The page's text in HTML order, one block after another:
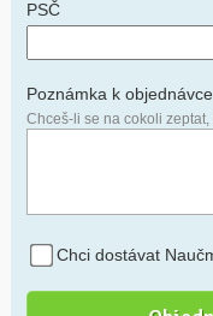
PSČ
Poznámka k objednávce
Chceš-li se na cokoli
Chci dostávat